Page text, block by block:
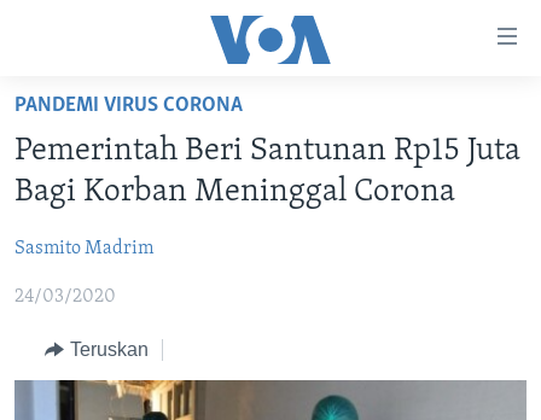
Akses
Lanjut
ke
Konten
Lanjut
ke
Utama
Lanjut
VIDEO
POLYGRAPH
DAFTAR PROGRAM
Learning English
PANDEMI VIRUS CORONA
Pemerintah Beri Santunan Rp15 Juta
Bagi Korban Meninggal Corona
Sasmito Madrim
24/03/2020
Teruskan